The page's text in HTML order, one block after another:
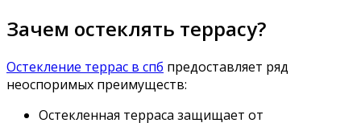
Зачем остеклять террасу?
Остекление террас в спб предоставляет ряд
неоспоримых преимуществ:
Остекленная терраса защищает от